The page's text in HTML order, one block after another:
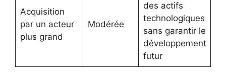
Acquisition
par un acteur
plus grand
Modérée
des actifs
technologiques
sans garantir le
développement
futur